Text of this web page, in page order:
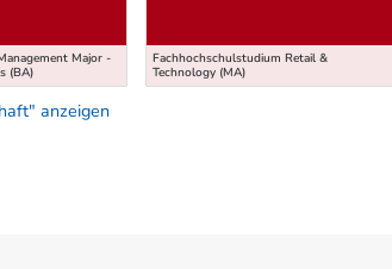
Major -
(BA)
Fachhochschulstudium Retail &
Technology (MA)
anzeigen